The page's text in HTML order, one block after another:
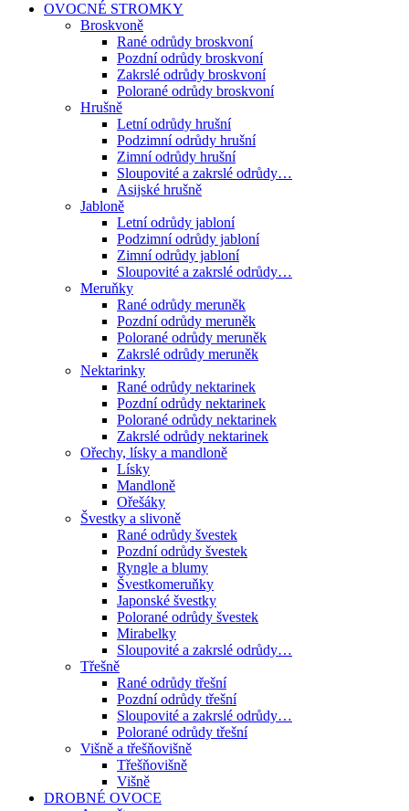
OVOCNÉ STROMKY
Broskvoně
Rané odrůdy broskvoní
Pozdní odrůdy broskvoní
Zakrslé odrůdy broskvoní
Polorané odrůdy broskvoní
Hrušně
Letní odrůdy hrušní
Podzimní odrůdy hrušní
Zimní odrůdy hrušní
Sloupovité a zakrslé odrůdy…
Asijské hrušně
Jabloně
Letní odrůdy jabloní
Podzimní odrůdy jabloní
Zimní odrůdy jabloní
Sloupovité a zakrslé odrůdy…
Meruňky
Rané odrůdy meruněk
Pozdní odrůdy meruněk
Polorané odrůdy meruněk
Zakrslé odrůdy meruněk
Nektarinky
Rané odrůdy nektarinek
Pozdní odrůdy nektarinek
Polorané odrůdy nektarinek
Zakrslé odrůdy nektarinek
Ořechy, lísky a mandloně
Lísky
Mandloně
Ořešáky
Švestky a slivoně
Rané odrůdy švestek
Pozdní odrůdy švestek
Ryngle a blumy
Švestkomeruňky
Japonské švestky
Polorané odrůdy švestek
Mirabelky
Sloupovité a zakrslé odrůdy…
Třešně
Rané odrůdy třešní
Pozdní odrůdy třešní
Sloupovité a zakrslé odrůdy…
Polorané odrůdy třešní
Višně a třešňovišně
Třešňovišně
Višně
DROBNÉ OVOCE